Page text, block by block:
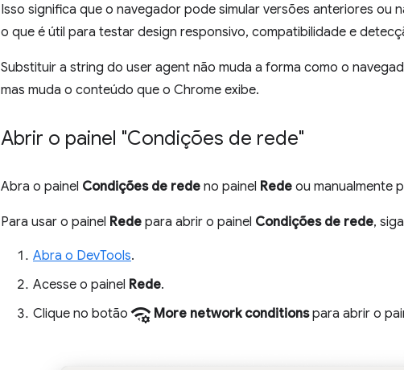
Isso significa que o navegador pode simular versões anteriores ou
o que é útil para testar design responsivo, compatibilidade e
Substituir a string do user agent não muda a forma como o
mas muda o conteúdo que o Chrome exibe.
Abrir o painel "Condições de rede"
Abra o painel Condições de rede no painel Rede ou manualmente
Para usar o painel Rede para abrir o painel Condições de rede,
Abra o DevTools.
Acesse o painel Rede.
Clique no botãonetwork_manage More network conditionspara abrir o